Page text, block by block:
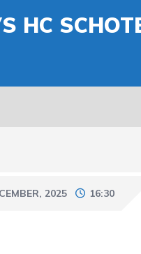
HC
2025 16:30